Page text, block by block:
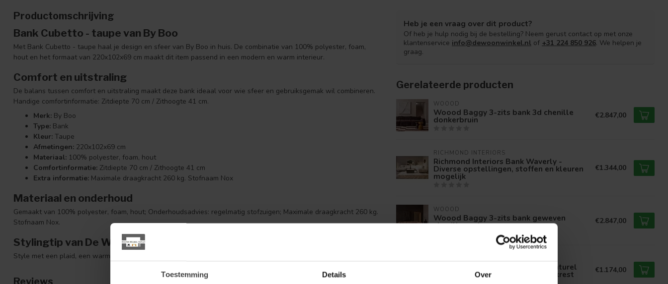
Toestemming Details Over
Productomschrijving
Bank Cubetto - taupe van By Boo
Met Bank Cubetto - taupe haal je design en sfeer van By Boo in huis. De combinatie van 100% polyester, foam,
hout en het formaat van 220x102x69 cm maakt dit item passend in een modern en warm interieur.
Comfort en uitstraling
De balans tussen comfort en uitstraling maakt deze bank ideaal voor wie sfeer en gebruiksgemak wil combineren.
Handige comfortinformatie: Zitdiepte 70 cm / Zithoogte 41 cm.
Merk: By Boo
Type: Bank
Kleur: Taupe
Afmetingen: 220x102x69 cm
Materiaal: 100% polyester, foam, hout
Comfortinformatie: Zitdiepte 70 cm / Zithoogte 41 cm
Extra informatie: Maximale draagkracht 260 kg. Stofnaam Nox
Materiaal en onderhoud
Gemaakt van 100% polyester, foam, hout; Onderhoudsadvies: regelmatig stofzuigen; Maximale draagkracht 260 kg.
Stofnaam Nox.
Stylingtip van De Woon Winkel
Style met een plaid, een warme vloerlamp en accessoires in hout of keramiek voor een uitnodigende zithoek.
Reviews
Heb je een vraag over dit product?
Of heb je hulp nodig bij de bestelling? Neem gerust contact op met onze
klantenservice info@dewoonwinkel.nl of +31 224 850 926. We helpen je
graag.
Gerelateerde producten
WOOOD
Woood Baggy 3-zits bank 3d chenille
donkerbruin €2.847,00
RICHMOND INTERIORS
Richmond Interiors Bank Waverly -
Diverse opstellingen, stoffen en kleuren
mogelijk
€1.344,00
WOOOD
Woood Baggy 3-zits bank geweven
chenille oud roze €2.847,00
Richmond Interiors Bank Tudor naturel
boldweave 2,5-zits movable backrest €1.174,00